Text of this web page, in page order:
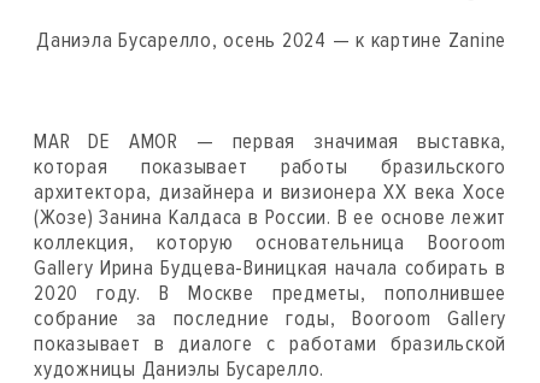
Даниэла Бусарелло, осень 2024 — к картине Zanine
MAR DE AMOR — первая значимая выставка,
которая показывает работы бразильского
архитектора, дизайнера и визионера XX века Хосе
(Жозе) Занина Калдаса в России. В ее основе лежит
коллекция, которую основательница Booroom
Gallery Ирина Будцева-Виницкая начала собирать в
2020 году. В Москве предметы, пополнившее
собрание за последние годы, Booroom Gallery
показывает в диалоге с работами бразильской
художницы Даниэлы Бусарелло.